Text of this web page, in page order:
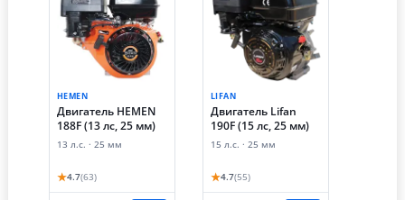
HEMEN
Двигатель HEMEN
188F (13 лс, 25 мм)
13 л.с. · 25 мм
★4.7(63)
LIFAN
Двигатель Lifan
190F (15 лс, 25 мм)
15 л.с. · 25 мм
★4.7(55)